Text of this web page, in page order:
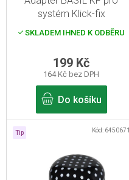
systém Klick-fix
SKLADEM IHNED K ODBĚRU
164 Kč bez DPH
199 Kč
Do košíku
Tip Kód: 6450671